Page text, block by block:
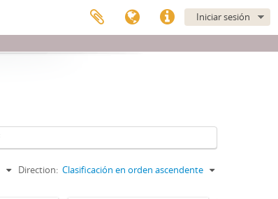
Iniciar sesión
Direction: Clasificación en orden ascendente